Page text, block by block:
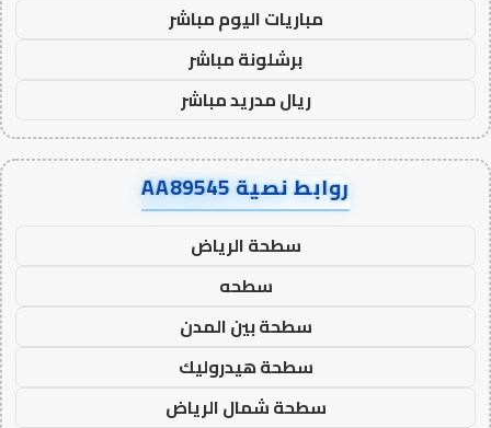
مباريات اليوم مباشر
برشلونة مباشر
ريال مدريد مباشر
روابط نصية AA89545
سطحة الرياض
سطحه
سطحة بين المدن
سطحة هيدروليك
سطحة شمال الرياض